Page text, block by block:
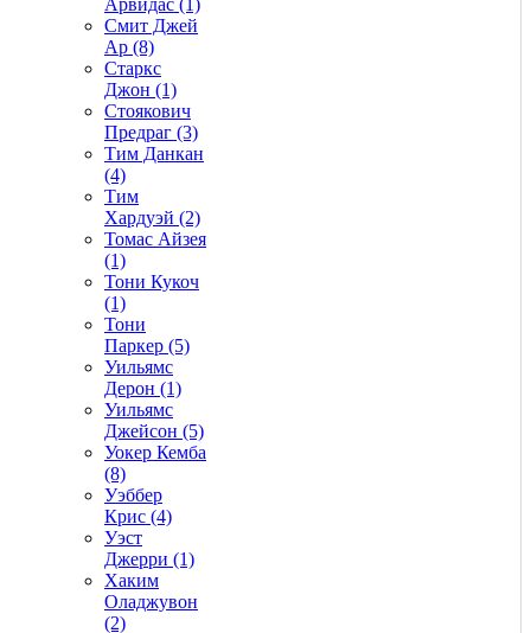
Смит Джей
Ар (8)
Старкс
Джон (1)
Стоякович
Предраг (3)
Тим Данкан
(4)
Тим
Хардуэй (2)
Томас Айзея
(1)
Тони Кукоч
(1)
Тони
Паркер (5)
Уильямс
Дерон (1)
Уильямс
Джейсон (5)
Уокер Кемба
(8)
Уэббер
Крис (4)
Уэст
Джерри (1)
Хаким
Оладжувон
(2)